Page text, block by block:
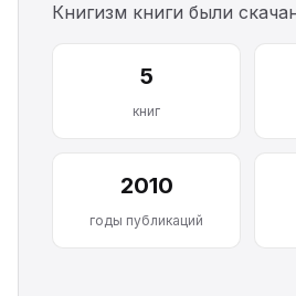
Книгизм книги были
5
книг
2010
годы публикаций